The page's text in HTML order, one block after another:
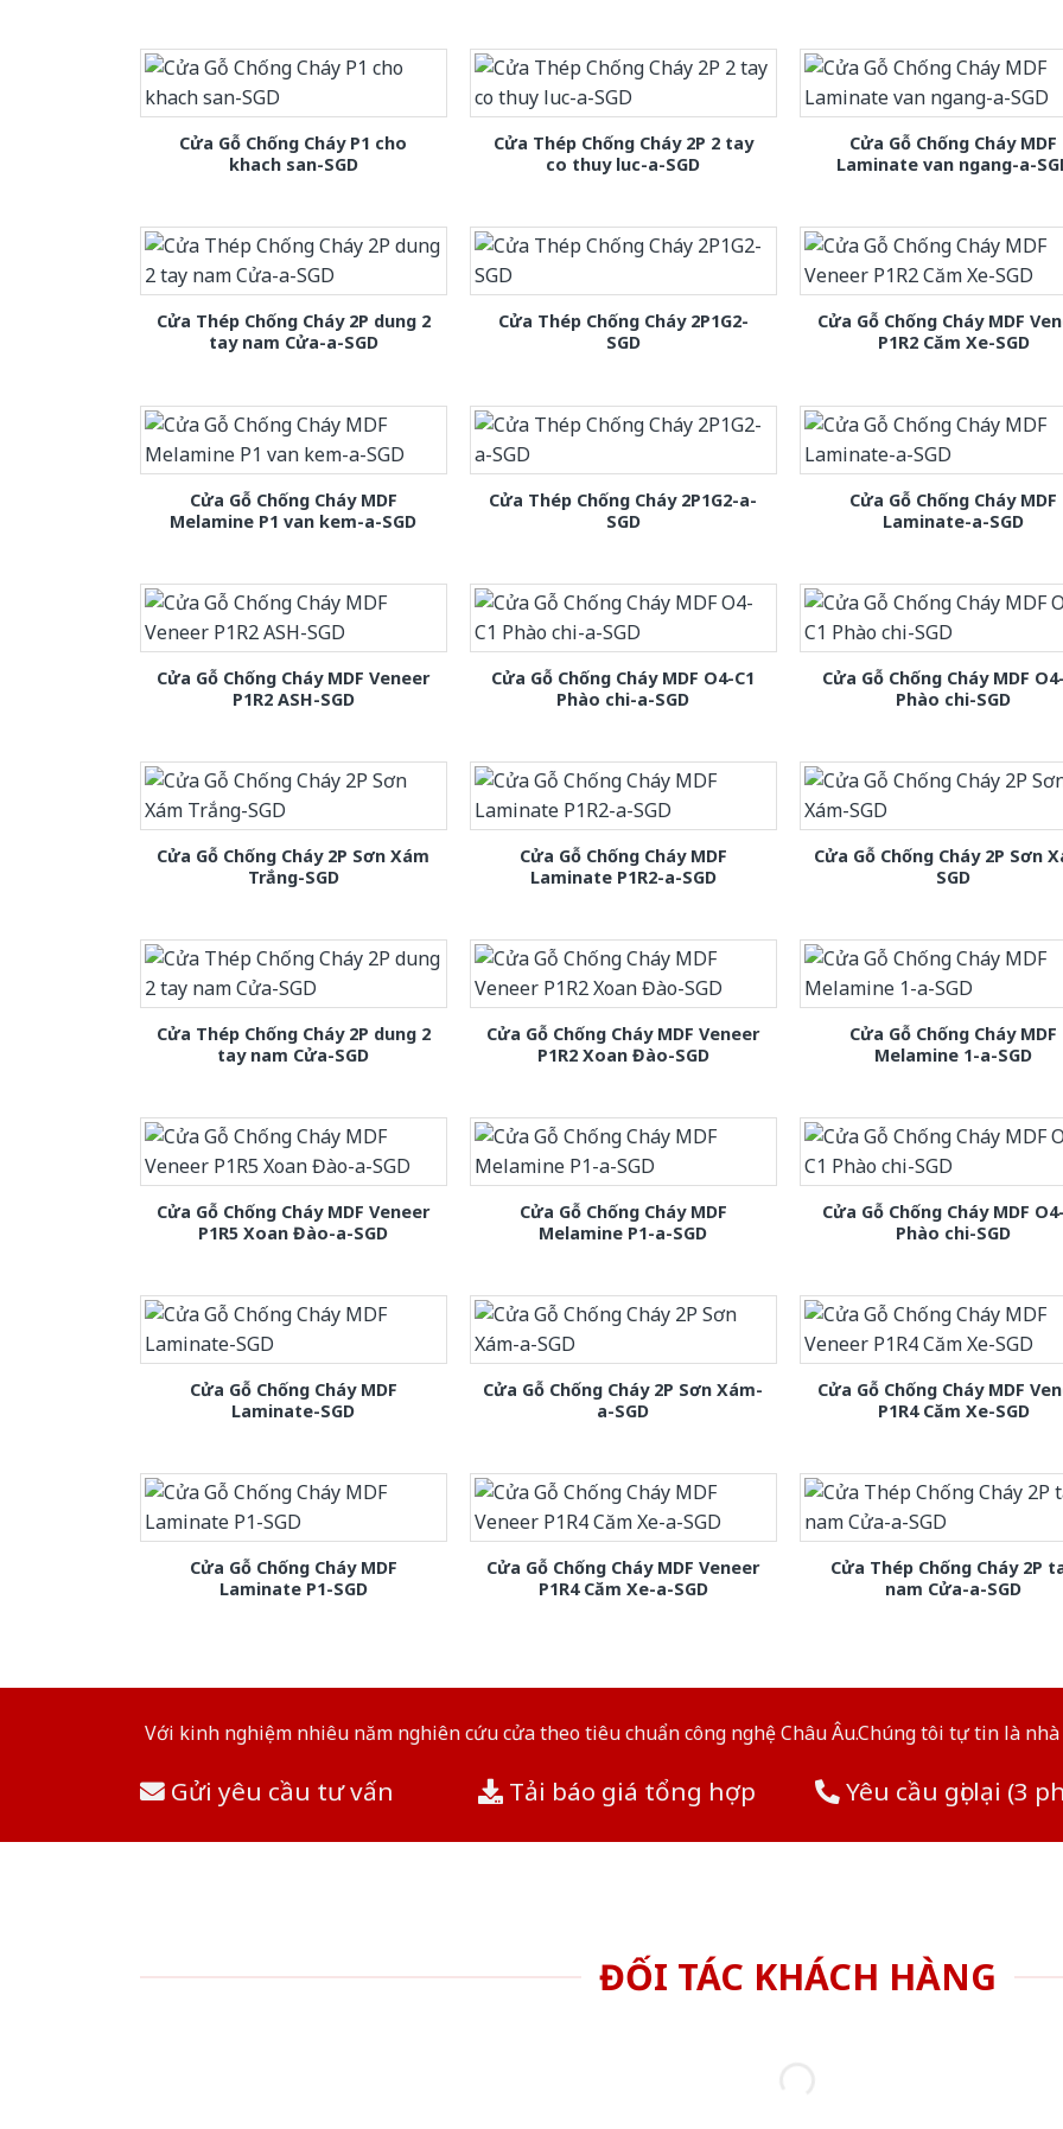
Cửa Gỗ Chống Cháy P1 cho
khach san-SGD
Cửa Thép Chống Cháy 2P 2 tay
co thuy luc-a-SGD
Cửa Gỗ Chống Cháy MDF
Laminate van ngang-a-
Cửa Thép Chống Cháy 2P dung 2
tay nam Cửa-a-SGD
Cửa Thép Chống Cháy 2P1G2-
SGD
Cửa Gỗ Chống Cháy MDF
P1R2 Căm Xe-SGD
Cửa Gỗ Chống Cháy MDF
Melamine P1 van kem-a-SGD
Cửa Thép Chống Cháy 2P1G2-a-
SGD
Cửa Gỗ Chống Cháy MDF
Laminate-a-SGD
Cửa Gỗ Chống Cháy MDF Veneer
P1R2 ASH-SGD
Cửa Gỗ Chống Cháy MDF O4-C1
Phào chi-a-SGD
Cửa Gỗ Chống Cháy MDF
Phào chi-SGD
Cửa Gỗ Chống Cháy 2P Sơn Xám
Trắng-SGD
Cửa Gỗ Chống Cháy MDF
Laminate P1R2-a-SGD
Cửa Gỗ Chống Cháy 2P Sơn
SGD
Cửa Thép Chống Cháy 2P dung 2
tay nam Cửa-SGD
Cửa Gỗ Chống Cháy MDF Veneer
P1R2 Xoan Đào-SGD
Cửa Gỗ Chống Cháy MDF
Melamine 1-a-SGD
Cửa Gỗ Chống Cháy MDF Veneer
P1R5 Xoan Đào-a-SGD
Cửa Gỗ Chống Cháy MDF
Melamine P1-a-SGD
Cửa Gỗ Chống Cháy MDF
Phào chi-SGD
Cửa Gỗ Chống Cháy MDF
Laminate-SGD
Cửa Gỗ Chống Cháy 2P Sơn Xám-
a-SGD
Cửa Gỗ Chống Cháy MDF
P1R4 Căm Xe-SGD
Cửa Gỗ Chống Cháy MDF
Laminate P1-SGD
Cửa Gỗ Chống Cháy MDF Veneer
P1R4 Căm Xe-a-SGD
Cửa Thép Chống Cháy 2P
nam Cửa-a-SGD
Với kinh nghiệm nhiêu năm nghiên cứu cửa theo tiêu chuẩn công nghệ Châu Âu.Chúng tôi tự tin là
Gửi yêu cầu tư vấn Tải báo giá tổng hợp Yêu cầu gọi lại (3
ĐỐI TÁC KHÁCH HÀNG